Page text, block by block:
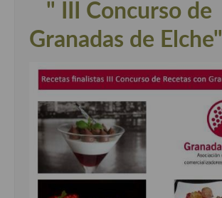
" III Concurso de
Granadas de Elche"